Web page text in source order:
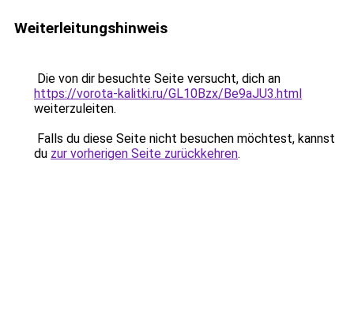
Weiterleitungshinweis
Die von dir besuchte Seite versucht, dich an
https://vorota-kalitki.ru/GL10Bzx/Be9aJU3.html
weiterzuleiten.
Falls du diese Seite nicht besuchen möchtest, kannst
du zur vorherigen Seite zurückkehren.